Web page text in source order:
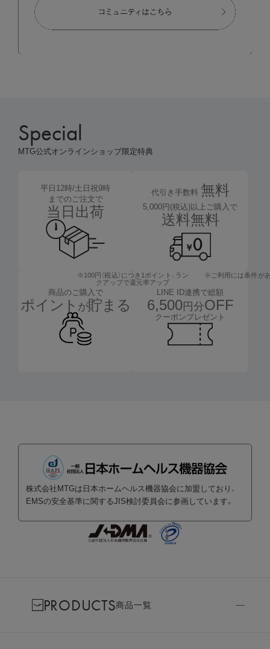
Special
MTG公式オンラインショップ限定特典
平日12時/土日祝9時
までのご注文で
当日出荷
代引き手数料 無料
5,000円(税込)以上ご購入で
送料無料
商品のご購入で
ポイント が貯まる
※100円（税込）につき1ポイント、 ラン
クアップで還元率アップ
LINE ID連携で総額
6,500円分OFF
クーポンプレゼント
※ご利用には条件が
株式会社MTGは日本ホームヘルス機器協会に加盟しており、
EMSの安全基準に関するJIS検討委員会に参画しています。
PRODUCTS商品一覧